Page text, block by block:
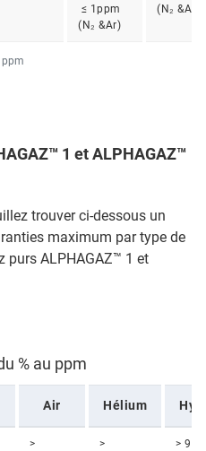
≤ 1ppm
(N₂ &Ar)
(N₂ &Ar)
1 et ALPHAGAZ™
trouver ci-dessous un
maximum par type de
purs ALPHAGAZ™ 1 et
% au ppm
Air Hélium
>
>
>